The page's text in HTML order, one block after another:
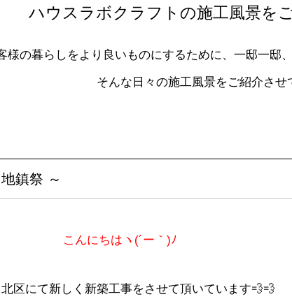
ハウスラボクラフトの施工風景を
様の暮らしをより良いものにするために、一邸一邸
そんな日々の施工風景をご紹介させ
鎮祭 ～
こんにちはヽ(´ー｀)ﾉ
区にて新しく新築工事をさせて頂いています💨💨